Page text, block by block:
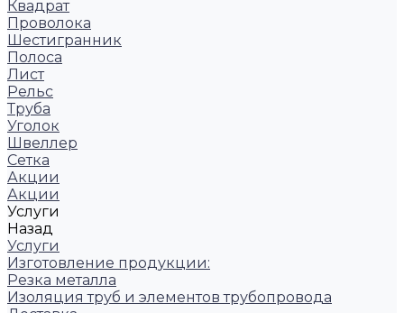
Квадрат
Проволока
Шестигранник
Полоса
Лист
Рельс
Труба
Уголок
Швеллер
Сетка
Акции
Акции
Услуги
Назад
Услуги
Изготовление продукции:
Резка металла
Изоляция труб и элементов трубопровода